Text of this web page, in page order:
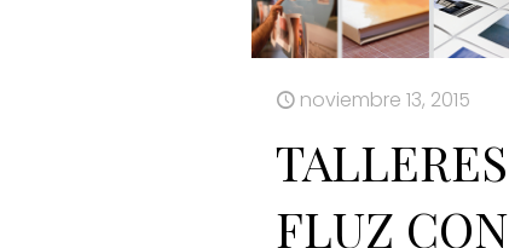
noviembre 13, 2015
TALLERES
FLUZ CON